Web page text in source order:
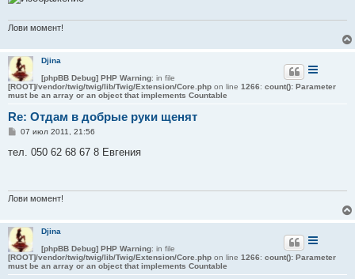
Лови момент!
Djina
[phpBB Debug] PHP Warning: in file
[ROOT]/vendor/twig/twig/lib/Twig/Extension/Core.php on line 1266: count(): Parameter
must be an array or an object that implements Countable
Re: Отдам в добрые руки щенят
С
о
и
07 июл 2011, 21:56
тел. 050 62 68 67 8 Евгения
Лови момент!
Djina
[phpBB Debug] PHP Warning: in file
[ROOT]/vendor/twig/twig/lib/Twig/Extension/Core.php on line 1266: count(): Parameter
must be an array or an object that implements Countable